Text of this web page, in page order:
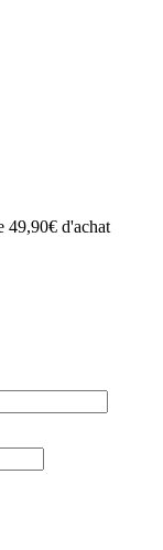
49,90€ d'achat